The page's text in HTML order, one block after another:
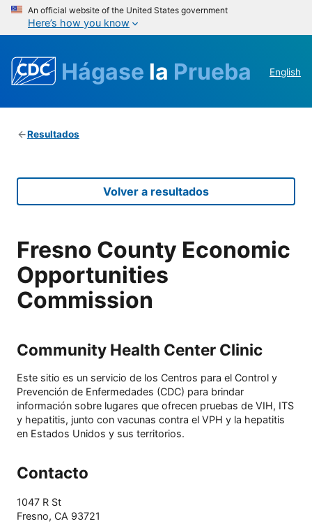
An official website of the United States government
Here’s how you know
Hágase la Prueba English
Resultados
Volver a resultados
Fresno County Economic
Opportunities
Commission
Community Health Center Clinic
Este sitio es un servicio de los Centros para el Control y
Prevención de Enfermedades (CDC) para brindar
información sobre lugares que ofrecen pruebas de VIH, ITS
y hepatitis, junto con vacunas contra el VPH y la hepatitis
en Estados Unidos y sus territorios.
Contacto
1047 R St
Fresno, CA 93721